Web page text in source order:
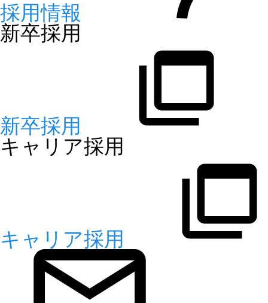
採用情報
新卒採用
新卒採用
キャリア採用
キャリア採用